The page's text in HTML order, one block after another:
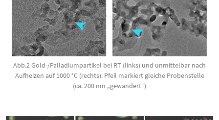
Abb.2 Gold-/Palladiumpartikel bei RT (links) und unmittelbar nach
Aufheizen auf 1000 °C (rechts). Pfeil markiert gleiche Probenstelle
(ca. 200 nm „gewandert“)